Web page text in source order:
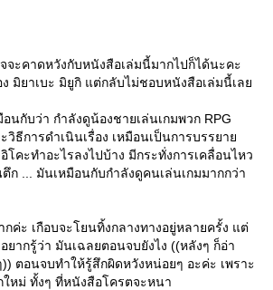
จะคาดหวังกับหนังสือเล่มนี้มากไปก็ได้นะคะ
ง มิยาเบะ มิยูกิ แต่กลับไม่ชอบหนังสือเล่มนี้เล
นกับว่า กำลังดูน้องชายเล่นเกมพวก RPG
วิธีการดำเนินเรื่อง เหมือนเป็นการบรรยา
คะทำอะไรลงไปบ้าง มีกระทั่งการเคลื่อนไหว
ก ... มันเหมือนกับกำลังดูคนเล่นเกมมากกว่า
ค่ะ เกือบจะโยนทิ้งกลางทางอยู่หลายครั้ง แต่
ยากรู้ว่า มันเฉลยตอนจบยังไง ((หลังๆ ก็อ่า
ตอนจบทำให้รู้สึกผิดหวังหน่อยๆ อะค่ะ เพราะ
หม่ ทั้งๆ ที่หนังสือโครตจะหนา